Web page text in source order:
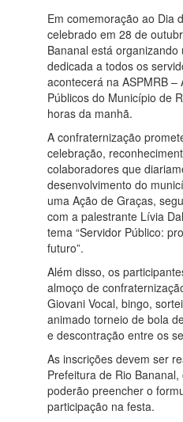
Em comemoração ao Dia
celebrado em 28 de
Bananal está
dedicada a todos os
acontecerá na ASPMRB
Públicos do Município de
horas da manhã.
A confraternização
celebração,
colaboradores que
desenvolvimento do
uma Ação de Graças,
com a palestrante Lívia
tema “Servidor Público:
futuro”.
Além disso, os
almoço de
Giovani Vocal, bingo,
animado torneio de bola
e descontração entre os
As inscrições devem ser
Prefeitura de Rio
poderão preencher o
participação na festa.